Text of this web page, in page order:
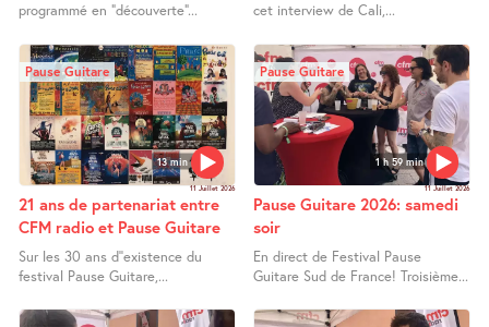
programmé en "découverte"...
cet interview de Cali,...
13 min
Pause Guitare
11 Juillet 2026
21 ans de partenariat entre
CFM radio et Pause Guitare
Sur les 30 ans d’’existence du
festival Pause Guitare,...
1 h 59 min
Pause Guitare
11 Juillet 2026
Pause Guitare 2026: samedi
soir
En direct de Festival Pause
Guitare Sud de France! Troisième...